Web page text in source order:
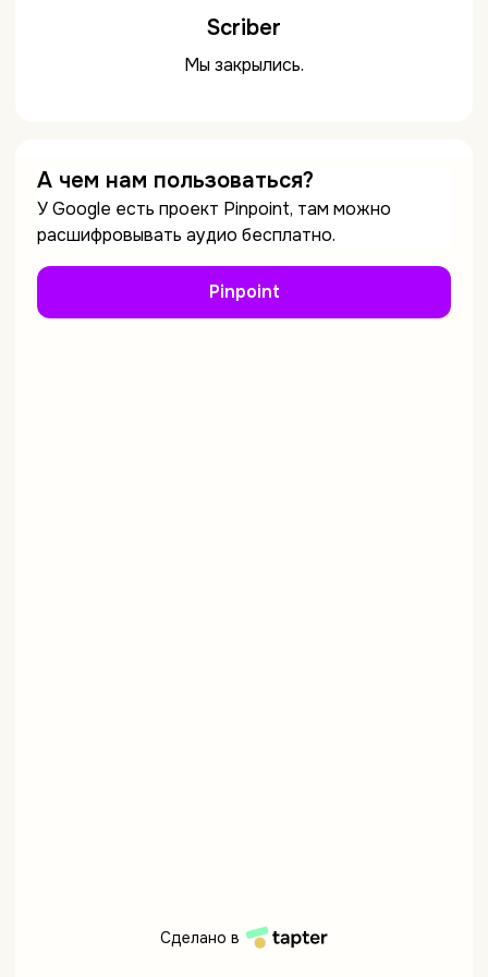
Scriber
Мы закрылись.
А чем нам пользоваться?
У Google есть проект Pinpoint, там можно
расшифровывать аудио бесплатно.
Pinpoint
Сделано в